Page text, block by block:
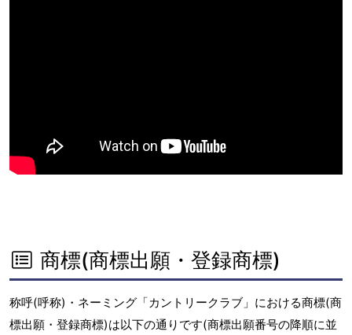
商標(商標出願・登録商標)
称呼(呼称)・ネーミング「カントリークラブ」における商標(商
標出願・登録商標)は以下の通りです(商標出願番号の降順に並